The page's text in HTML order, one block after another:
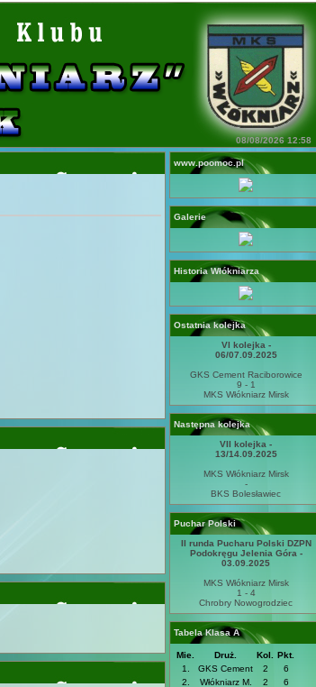
08/08/2026 12:58
www.poomoc.pl
Galerie
Historia Włókniarza
Ostatnia kolejka
VI kolejka -
06/07.09.2025
GKS Cement Raciborowice
9 - 1
MKS Włókniarz Mirsk
Następna kolejka
VII kolejka -
13/14.09.2025
MKS Włókniarz Mirsk
-
BKS Bolesławiec
Puchar Polski
II runda Pucharu Polski DZPN
Podokręgu Jelenia Góra -
03.09.2025
MKS Włókniarz Mirsk
1 - 4
Chrobry Nowogrodziec
Tabela Klasa A
Mie. Druż. Kol.
Pkt.
1.
GKS Cement 2
6
2.
Włókniarz M. 2
6